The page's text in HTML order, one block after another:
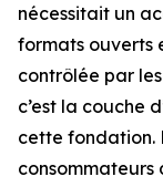
nécessitait un
formats ouverts
contrôlée par
c’est la couche
cette fondation.
consommateurs